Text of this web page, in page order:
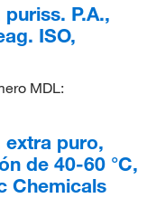
P.A.,
ISO,
MDL:
extra puro,
de 40-60 °C,
Chemicals